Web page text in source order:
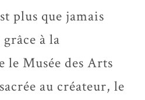
plus que jamais
à la
le Musée des Arts
au créateur, le